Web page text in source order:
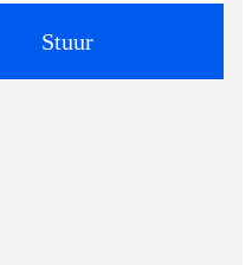
Stuur